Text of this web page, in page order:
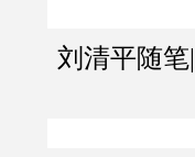
刘清平随笔|